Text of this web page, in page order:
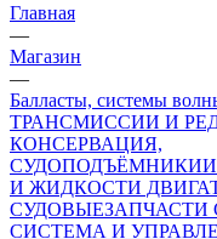
Главная
—
Магазин
—
Балласты, системы
ТРАНСМИССИИ И
КОНСЕРВАЦИЯ,
СУДОПОДЪЁМНИКИ
И ЖИДКОСТИ
СУДОВЫЕЗАПЧАСТИ
СИСТЕМА И